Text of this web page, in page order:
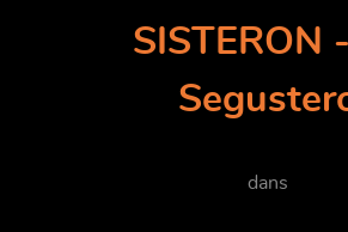
SISTERON
dans